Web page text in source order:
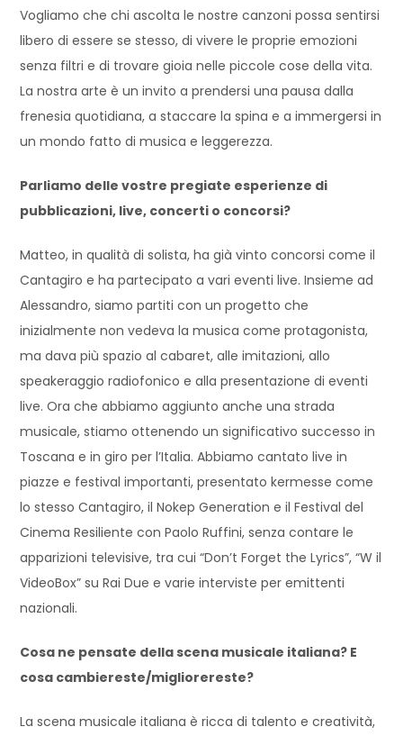
Vogliamo che chi ascolta le nostre canzoni possa sentirsi
libero di essere se stesso, di vivere le proprie emozioni
senza filtri e di trovare gioia nelle piccole cose della vita.
La nostra arte è un invito a prendersi una pausa dalla
frenesia quotidiana, a staccare la spina e a immergersi in
un mondo fatto di musica e leggerezza.
Parliamo delle vostre pregiate esperienze di
pubblicazioni, live, concerti o concorsi?
Matteo, in qualità di solista, ha già vinto concorsi come il
Cantagiro e ha partecipato a vari eventi live. Insieme ad
Alessandro, siamo partiti con un progetto che
inizialmente non vedeva la musica come protagonista,
ma dava più spazio al cabaret, alle imitazioni, allo
speakeraggio radiofonico e alla presentazione di eventi
live. Ora che abbiamo aggiunto anche una strada
musicale, stiamo ottenendo un significativo successo in
Toscana e in giro per l’Italia. Abbiamo cantato live in
piazze e festival importanti, presentato kermesse come
lo stesso Cantagiro, il Nokep Generation e il Festival del
Cinema Resiliente con Paolo Ruffini, senza contare le
apparizioni televisive, tra cui “Don’t Forget the Lyrics”, “W il
VideoBox” su Rai Due e varie interviste per emittenti
nazionali.
Cosa ne pensate della scena musicale italiana? E
cosa cambiereste/migliorereste?
La scena musicale italiana è ricca di talento e creatività,